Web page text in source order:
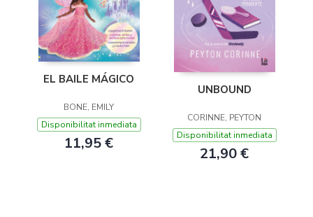
EL BAILE MÁGICO
BONE, EMILY
Disponibilitat inmediata
11,95 €
UNBOUND
CORINNE, PEYTON
Disponibilitat inmediata
21,90 €